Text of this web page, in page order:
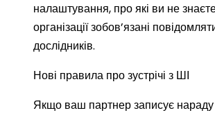
налаштування, про які ви не
організації зобов’язані
дослідників.
Нові правила про зустрічі з ШІ
Якщо ваш партнер записує